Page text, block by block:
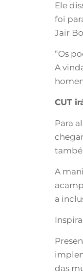
Ele
foi
Jair
“Os
A
CUT
Para
A
a
das